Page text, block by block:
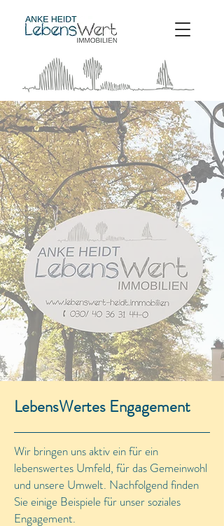
LebensWertes Engagement
Wir bringen uns aktiv ein für ein
lebenswertes Umfeld, für das Gemeinwohl
und unsere Umwelt. Nachfolgend finden
Sie einige Beispiele für unser soziales
Engagement.